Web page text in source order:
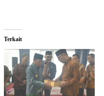
Terkait